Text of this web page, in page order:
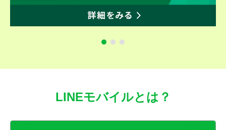
LINEモバイルとは？